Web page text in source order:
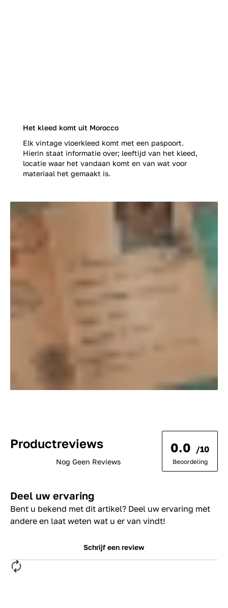
Het kleed komt uit Morocco
Elk vintage vloerkleed komt met een paspoort.
Hierin staat informatie over; leeftijd van het kleed,
locatie waar het vandaan komt en van wat voor
materiaal het gemaakt is.
Productreviews
Nog Geen Reviews
0.0 /10
Beoordeling
Deel uw ervaring
Bent u bekend met dit artikel? Deel uw ervaring met
andere en laat weten wat u er van vindt!
Schrijf een review